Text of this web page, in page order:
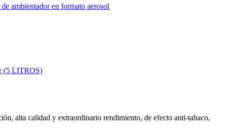
alta calidad y extraordinario rendimiento, de efecto anti-tabaco,